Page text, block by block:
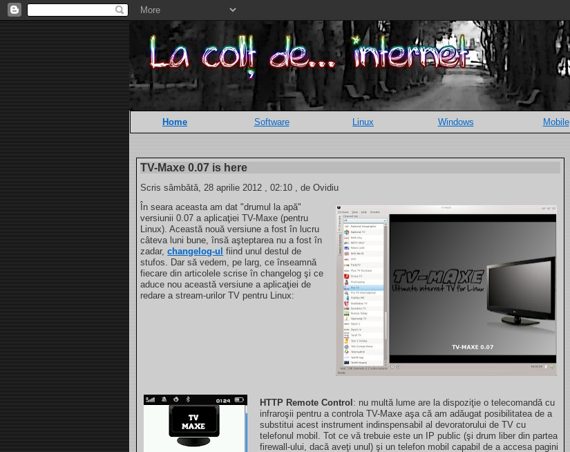
Home Software Linux Windows Mobile
TV-Maxe 0.07 is here
Scris sâmbătă, 28 aprilie 2012 , 02:10 , de Ovidiu
În seara aceasta am dat "drumul la apă"
versiunii 0.07 a aplicaţiei TV-Maxe (pentru
Linux). Această nouă versiune a fost în lucru
câteva luni bune, însă aşteptarea nu a fost în
zadar,changelog-ul fiind unul destul de
stufos. Dar să vedem, pe larg, ce înseamnă
fiecare din articolele scrise în changelog şi ce
aduce nou această versiune a aplicaţiei de
redare a stream-urilor TV pentru Linux:
HTTP Remote Control : nu multă lume are la dispoziţie o telecomandă cu
infraroşii pentru a controla TV-Maxe aşa că am adăugat posibilitatea de a
substitui acest instrument indinspensabil al devoratorului de TV cu
telefonul mobil. Tot ce vă trebuie este un IP public (şi drum liber din partea
firewall-ului, dacă aveţi unul) şi un telefon mobil capabil de a accesa pagini